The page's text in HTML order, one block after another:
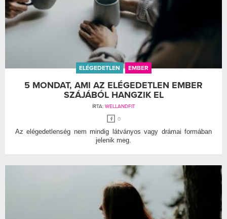
ELÉGEDETLEN EMBER
5 MONDAT, AMI AZ ELÉGEDETLEN EMBER
SZÁJÁBÓL HANGZIK EL
ÍRTA: WELLANDFIT
0
Az elégedetlenség nem mindig látványos vagy drámai formában
jelenik meg.